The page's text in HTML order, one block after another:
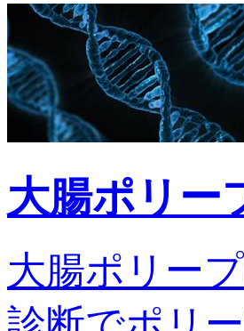
大腸ポリー
大腸ポリー